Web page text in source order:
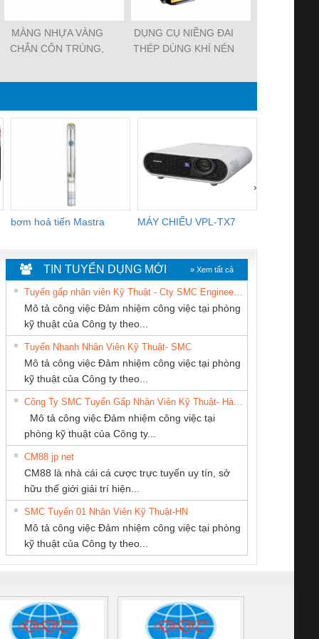
MÀNG NHỰA VÀNG
CHẮN CÔN TRÙNG,
KHO LẠNH, rèm nhựa
DỤNG CỤ NIỀNG ĐAI
THÉP DÙNG KHÍ NÉN
dụng cụ xiết đai thép
bơm hoả tiển Mastra MÁY CHIẾU VPL-TX7
›
An Toàn
Contact
– PSR-
SCP-
FSP/2X1/1X2
sát chuỗi
tấm pin
16I+
(2502520000)
Bộ giám sát chuỗi
tấm pin
TRANSCLINIC 16I+
1K5 L (2433950000)
Bộ giám sát dòng
TRANSCLINIC 16I+
(2008130000)
điện TRANSCLINIC
BKE 1K5.4
(7791400879)2. Giá
Nẹp nhôm chống
trơn Đà Nẵng
TY CP TỰ
TIẾN
Công ty TNHH
Thương Mại SX
Ba Miền
CÔNG TY CỔ
TIẾN HƯNG
TNHH TM QC
Miền
Thiết Bị Điện Nam
Quốc Thịnh
KỸ THUẬT KTECH
TIN TUYỂN DỤNG MỚI » Xem tất cả
Tuyển gấp nhân viên Kỹ Thuật - Cty SMC Engineering
Mô tả công việc Đảm nhiệm công việc tại phòng
kỹ thuật của Công ty theo...
Tuyển Nhanh Nhân Viên Kỹ Thuật- SMC
Mô tả công việc Đảm nhiệm công việc tại phòng
kỹ thuật của Công ty theo...
Công Ty SMC Tuyển Gấp Nhân Viên Kỹ Thuật- Hà Nội
Mô tả công việc Đảm nhiệm công việc tại
phòng kỹ thuật của Công ty...
CM88 jp net
CM88 là nhà cái cá cược trực tuyến uy tín, sở
hữu thế giới giải trí hiện...
SMC Tuyển 01 Nhân Viên Kỹ Thuật-HN
Mô tả công việc Đảm nhiệm công việc tại phòng
kỹ thuật của Công ty theo...